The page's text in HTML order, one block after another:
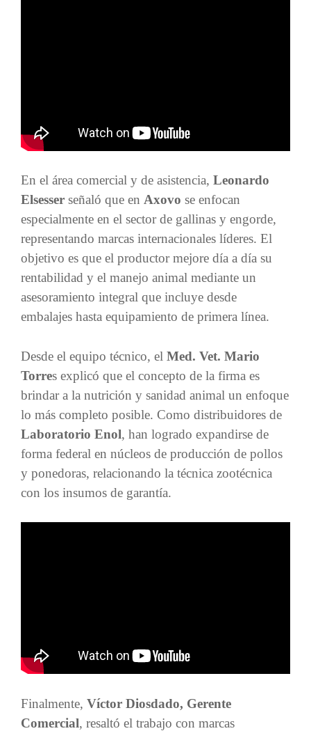
En el área comercial y de asistencia, Leonardo
Elsesser señaló que en Axovo se enfocan
especialmente en el sector de gallinas y engorde,
representando marcas internacionales líderes. El
objetivo es que el productor mejore día a día su
rentabilidad y el manejo animal mediante un
asesoramiento integral que incluye desde
embalajes hasta equipamiento de primera línea.
Desde el equipo técnico, el Med. Vet. Mario
Torres explicó que el concepto de la firma es
brindar a la nutrición y sanidad animal un enfoque
lo más completo posible. Como distribuidores de
Laboratorio Enol, han logrado expandirse de
forma federal en núcleos de producción de pollos
y ponedoras, relacionando la técnica zootécnica
con los insumos de garantía.
Finalmente, Víctor Diosdado, Gerente
Comercial, resaltó el trabajo con marcas